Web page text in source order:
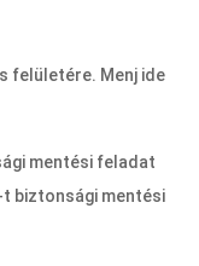
felületére. Menj ide
mentési feladat
t biztonsági mentési